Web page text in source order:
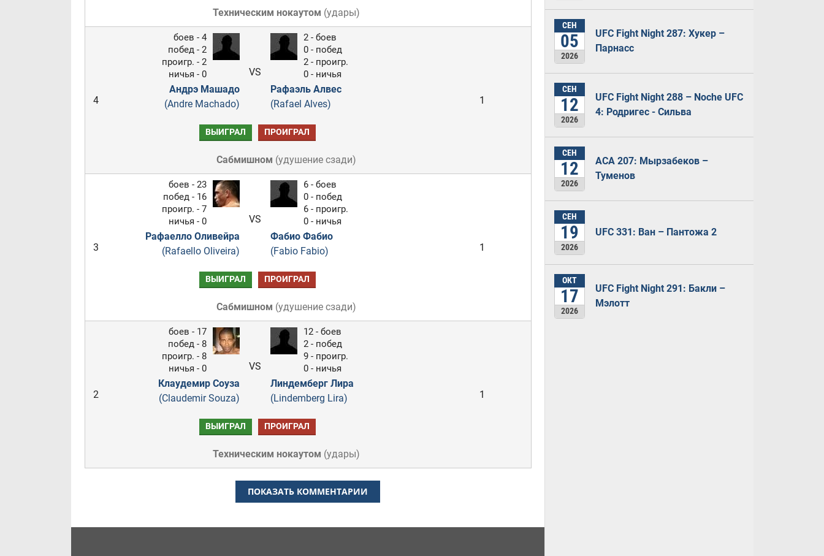
Техническим нокаутом (удары)
4
боев - 4
побед - 2
проигр. - 2
ничья - 0
Андрэ Машадо
(Andre Machado)
VS
2 - боев
0 - побед
2 - проигр.
0 - ничья
Рафаэль Алвес
(Rafael Alves)
1
ВЫИГРАЛ ПРОИГРАЛ
Сабмишном (удушение сзади)
3
боев - 23
побед - 16
проигр. - 7
ничья - 0
Рафаелло Оливейра
(Rafaello Oliveira)
VS
6 - боев
0 - побед
6 - проигр.
0 - ничья
Фабио Фабио
(Fabio Fabio)
1
ВЫИГРАЛ ПРОИГРАЛ
Сабмишном (удушение сзади)
2
боев - 17
побед - 8
проигр. - 8
ничья - 0
Клаудемир Соуза
(Claudemir Souza)
VS
12 - боев
2 - побед
9 - проигр.
0 - ничья
Линдемберг Лира
(Lindemberg Lira)
1
ВЫИГРАЛ ПРОИГРАЛ
Техническим нокаутом (удары)
ПОКАЗАТЬ КОММЕНТАРИИ
СЕН
05
2026
UFC Fight Night 287: Хукер –
Парнасс
СЕН
12
2026
UFC Fight Night 288 – Noche UFC
4: Родригес - Сильва
СЕН
12
2026
ACA 207: Мырзабеков –
Туменов
СЕН
19
2026
UFC 331: Ван – Пантожа 2
ОКТ
17
2026
UFC Fight Night 291: Бакли –
Мэлотт